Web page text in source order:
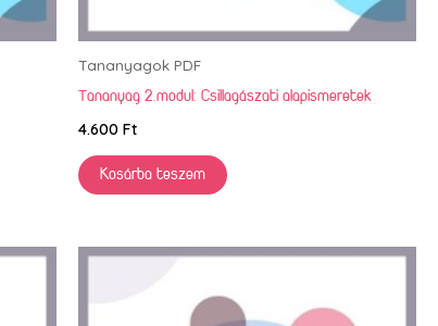
Tananyagok PDF
Tananyag 2.modul: Csillagászati alapismeretek
4.600 Ft
Kosárba teszem